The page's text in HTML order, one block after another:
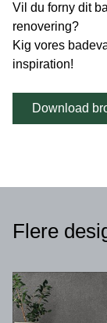
Vil du forny dit
renovering?
Kig vores
inspiration!
Download
Flere